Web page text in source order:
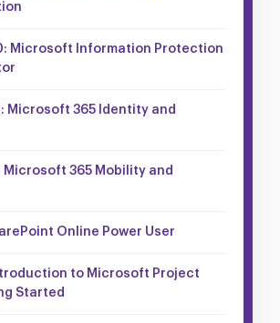
Microsoft Information Protection
Microsoft 365 Identity and
Microsoft 365 Mobility and
Online Power User
to Microsoft Project
Started